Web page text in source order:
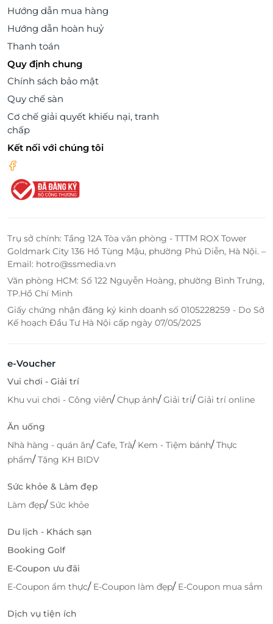
Hướng dẫn mua hàng
Hướng dẫn hoàn huỷ
Thanh toán
Quy định chung
Chính sách bảo mật
Quy chế sàn
Cơ chế giải quyết khiếu nại, tranh
chấp
Kết nối với chúng tôi
Trụ sở chính: Tầng 12A Tòa văn phòng - TTTM ROX Tower
Goldmark City 136 Hồ Tùng Mậu, phường Phú Diễn, Hà Nội. –
Email: hotro@ssmedia.vn
Văn phòng HCM: Số 122 Nguyễn Hoàng, phường Bình Trưng,
TP.Hồ Chí Minh
Giấy chứng nhận đăng ký kinh doanh số 0105228259 - Do Sở
Kế hoạch Đầu Tư Hà Nội cấp ngày 07/05/2025
e-Voucher
Vui chơi - Giải trí
Khu vui chơi - Công viên/Chụp ảnh/Giải trí/Giải trí online
Ăn uống
Nhà hàng - quán ăn/Cafe, Trà/ Kem - Tiệm bánh/Thực
phẩm/Tặng KH BIDV
Sức khỏe & Làm đẹp
Làm đẹp/Sức khỏe
Du lịch - Khách sạn
Booking Golf
E-Coupon ưu đãi
E-Coupon ẩm thực/ E-Coupon làm đẹp/ E-Coupon mua sắm
Dịch vụ tiện ích